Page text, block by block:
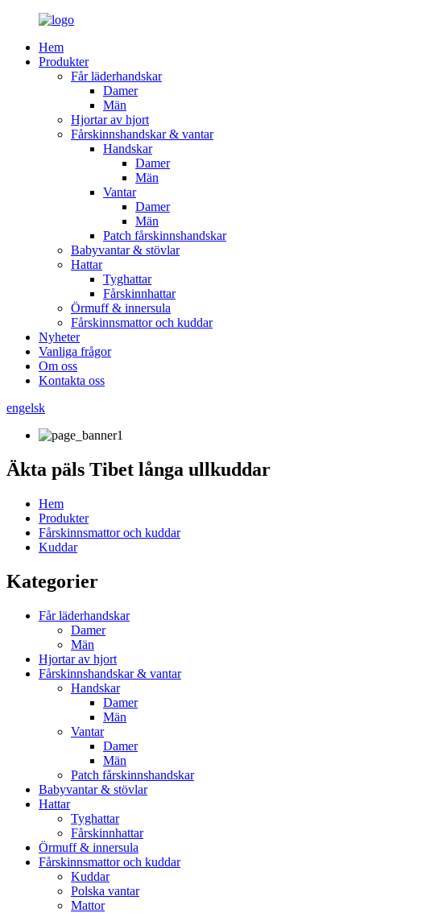
Hem
Produkter
Får läderhandskar
Damer
Män
Hjortar av hjort
Fårskinnshandskar & vantar
Handskar
Damer
Män
Vantar
Damer
Män
Patch fårskinnshandskar
Babyvantar & stövlar
Hattar
Tyghattar
Fårskinnhattar
Örmuff & innersula
Fårskinnsmattor och kuddar
Nyheter
Vanliga frågor
Om oss
Kontakta oss
engelsk
Äkta päls Tibet långa ullkuddar
Hem
Produkter
Fårskinnsmattor och kuddar
Kuddar
Kategorier
Får läderhandskar
Damer
Män
Hjortar av hjort
Fårskinnshandskar & vantar
Handskar
Damer
Män
Vantar
Damer
Män
Patch fårskinnshandskar
Babyvantar & stövlar
Hattar
Tyghattar
Fårskinnhattar
Örmuff & innersula
Fårskinnsmattor och kuddar
Kuddar
Polska vantar
Mattor